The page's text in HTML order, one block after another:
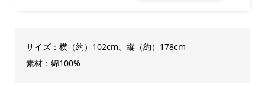
サイズ：横（約）102cm、縦（約）178cm
素材：綿100%